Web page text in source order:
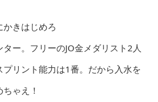
かきはじめろ
ー。フリーのJO金メダリスト2人
プリント能力は1番。だから入水を
ゃえ！